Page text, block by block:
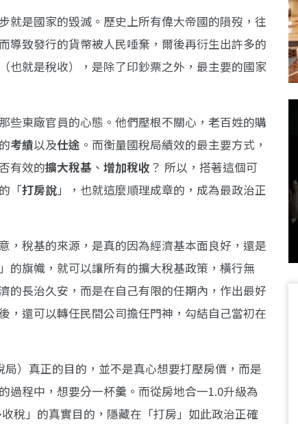
就是國家的毀滅。歷史上所有偉大帝國的隕歿，往
導致發行的貨幣被人民唾棄，爾後再衍生出許多的
也就是稅收），是除了印鈔票之外，最主要的國家
些東廠官員的心態。他們壓根不關心，老百姓的購
考績以及仕途 。而衡量國稅局績效的最主要方式，
有效的擴大稅基 、 增加稅收 ？ 所以，搭著這個可
「打房說」，也就這麼順理成章的，成為最政治正
，稅基的來源，是真的因為經濟基本面良好，還是
的旗幟，就可以讓所有的擴大稅基政策，橫行無
的長治久安，而是在自己有限的任期內，作出最好
，還可以轉任民間公司擔任門神，勾結自己當初在
）真正的目的，並不是真心想要打壓房價，而是
過程中，想要分一杯羹。而從房地合一1.0升級為
稅」的真實目的，隱藏在「打房」如此政治正確